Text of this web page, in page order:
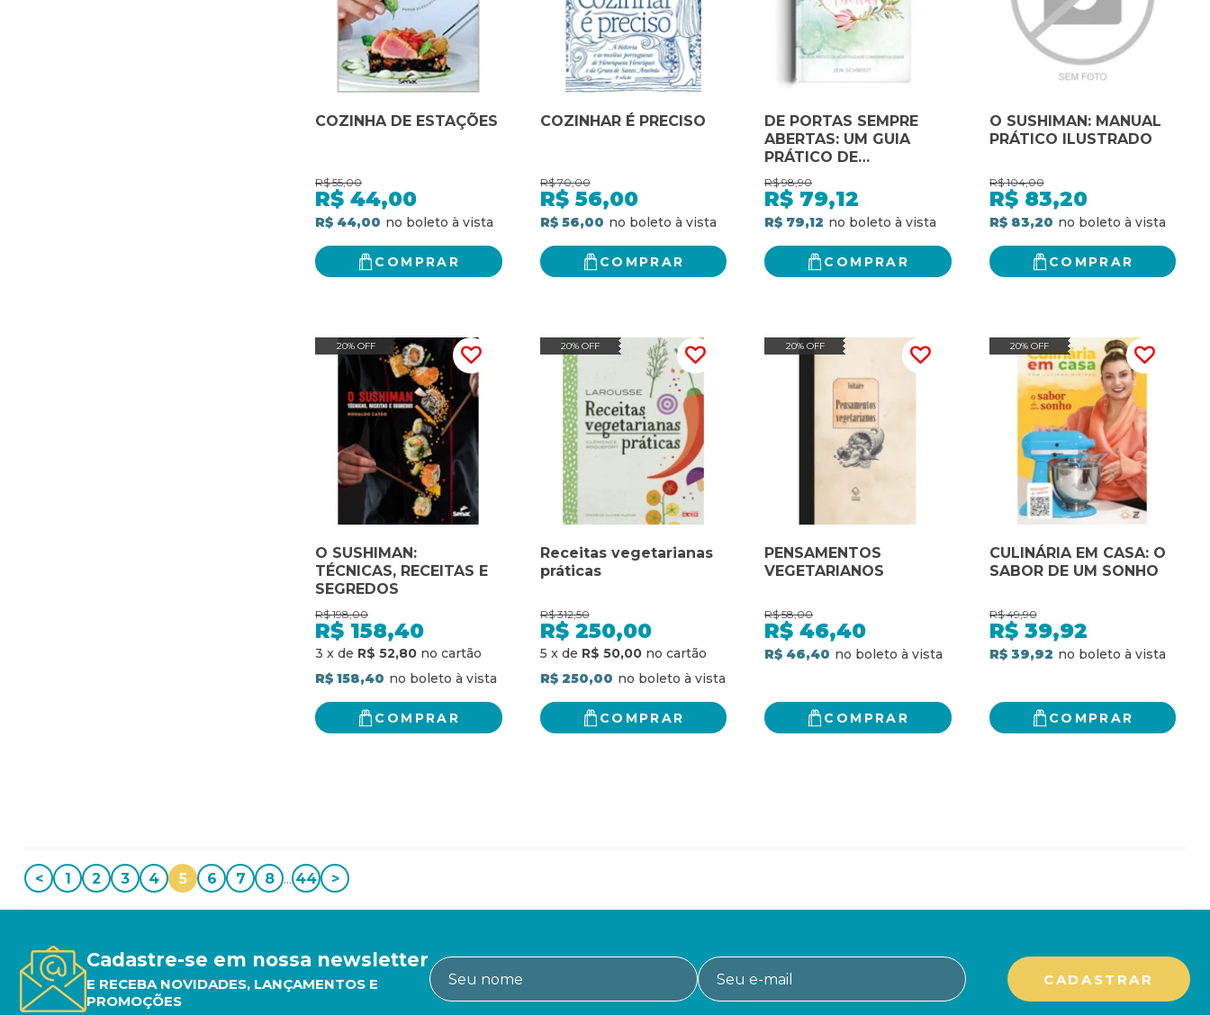
COZINHA DE ESTAÇÕES
R$ 55,00
R$ 44,00
R$ 44,00
COMPRAR
COZINHAR É PRECISO
R$ 70,00
R$ 56,00
R$ 56,00
COMPRAR
DE PORTAS SEMPRE
ABERTAS: UM GUIA
PRÁTICO DE
HOSPITALIDADE COM
ESPIRITUALIDADE
R$ 98,90
R$ 79,12
R$ 79,12
COMPRAR
O SUSHIMAN: MANUAL
PRÁTICO ILUSTRADO
R$ 104,00
R$ 83,20
R$ 83,20
COMPRAR
20% OFF
O SUSHIMAN:
TÉCNICAS, RECEITAS E
SEGREDOS
R$ 198,00
R$ 158,40
3 x de R$ 52,80
R$ 158,40
COMPRAR
20% OFF
Receitas vegetarianas
práticas
R$ 312,50
R$ 250,00
5 x de R$ 50,00
R$ 250,00
COMPRAR
20% OFF
PENSAMENTOS
VEGETARIANOS
R$ 58,00
R$ 46,40
R$ 46,40
COMPRAR
20% OFF
CULINÁRIA EM CASA: O
SABOR DE UM SONHO
R$ 49,90
R$ 39,92
R$ 39,92
COMPRAR
< 1 2 3 4 5 6 7 8 ... 44 >
Cadastre-se em nossa newsletter
E RECEBA NOVIDADES, LANÇAMENTOS E
PROMOÇÕES